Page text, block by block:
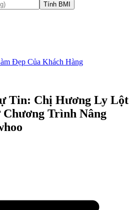
Tính BMI
Đẹp Của Khách Hàng
Tin: Chị Hương Ly Lột
Chương Trình Nâng